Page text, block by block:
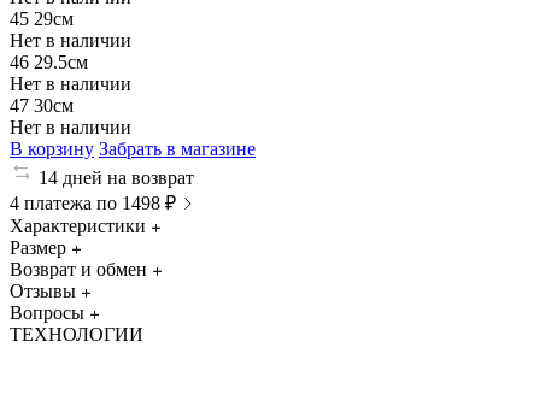
45 29см
Нет в наличии
46 29.5см
Нет в наличии
47 30см
Нет в наличии
В корзину Забрать в магазине
14 дней на возврат
4 платежа по 1498 ₽
Характеристики
Размер
Возврат и обмен
Отзывы
Вопросы
ТЕХНОЛОГИИ